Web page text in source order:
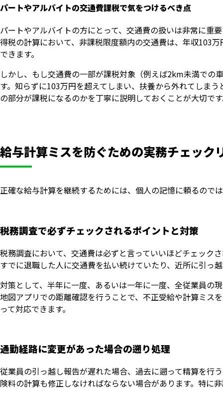
パートやアルバイトの交通費課税で気をつけるべき点
パートやアルバイトの方にとって、交通費の扱いは非常に重
得税の計算において、非課税限度額内の交通費は、年収103
できます。
しかし、もし交通費の一部が課税対象（例えば2km未満での
す。知らずに103万円を超えてしまい、扶養から外れてしま
の部分が課税になるのかを丁寧に説明しておくことが大切で
給与計算ミスを防ぐための実務チェック
正確な給与計算を継続するためには、個人の記憶に頼るので
税務調査で必ずチェックされるポイントと対策
税務調査において、交通費は必ずと言っていいほどチェック
すでに退職した人に交通費を払い続けていたり、近所に引っ
対策として、半年に一度、あるいは一年に一度、全従業員の
地図アプリでの距離確認を行うことで、不正受給や計算ミス
って対応できます。
通勤経路に変更があった場合の遡り処理
従業員の引っ越し報告が遅れた場合、過去に遡って精算を行
険料の計算も修正しなければならない場合があります。特に